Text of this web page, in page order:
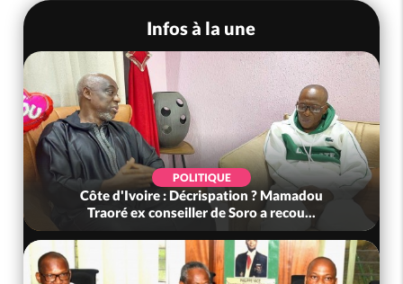
Infos à la une
POLITIQUE
Côte d'Ivoire : Décrispation ? Mamadou
Traoré ex conseiller de Soro a recou...